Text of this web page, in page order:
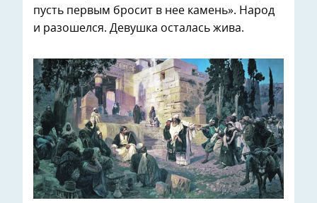
пусть первым бросит в нее камень». Народ
и разошелся. Девушка осталась жива.